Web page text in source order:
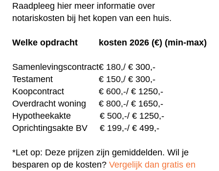
Raadpleeg hier meer informatie over
notariskosten bij het kopen van een huis.
Welke opdracht kosten 2026 (€) (min-max)
Samenlevingscontract€ 180,/ € 300,-
Testament
€ 150,/ € 300,-
Koopcontract
€ 600,-/ € 1250,-
Overdracht woning
€ 800,-/ € 1650,-
Hypotheekakte
€ 500,-/ € 1250,-
Oprichtingsakte BV € 199,-/ € 499,-
*Let op: Deze prijzen zijn gemiddelden. Wil je
besparen op de kosten? Vergelijk dan gratis en